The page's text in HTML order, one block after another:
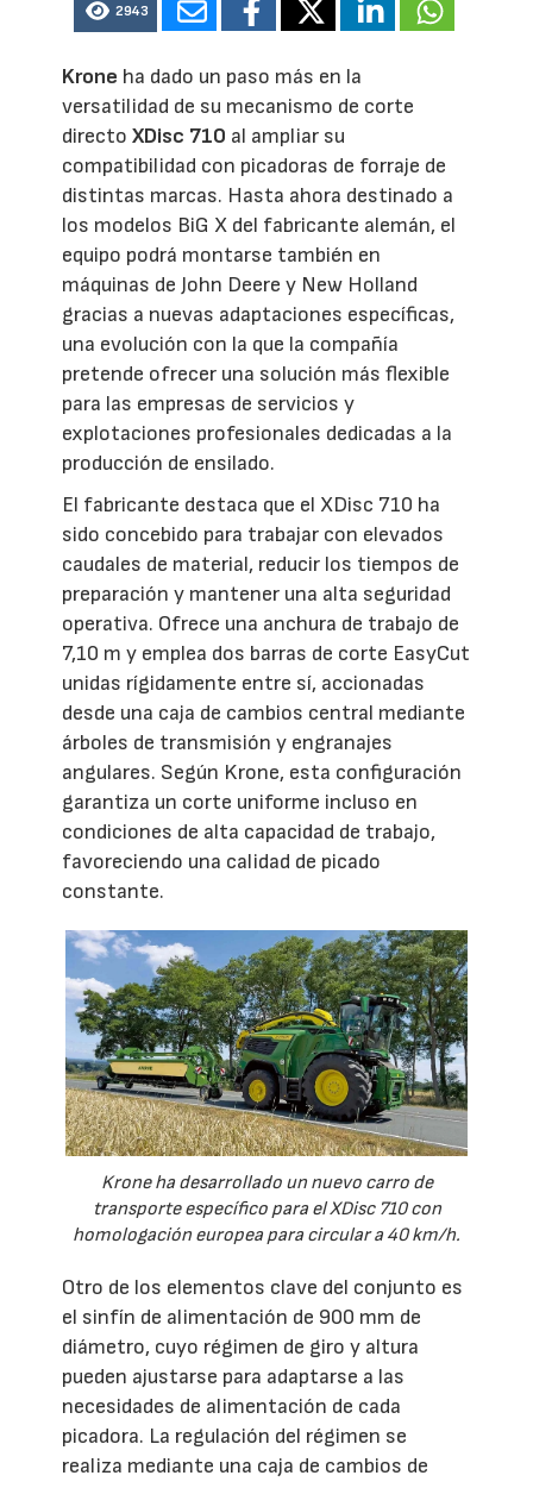
2943
Krone ha dado un paso más en la
versatilidad de su mecanismo de corte
directoXDisc 710 al ampliar su
compatibilidad con picadoras de forraje de
distintas marcas. Hasta ahora destinado a
los modelos BiG X del fabricante alemán, el
equipo podrá montarse también en
máquinas de John Deere y New Holland
gracias a nuevas adaptaciones específicas,
una evolución con la que la compañía
pretende ofrecer una solución más flexible
para las empresas de servicios y
explotaciones profesionales dedicadas a la
producción de ensilado.
El fabricante destaca que el XDisc 710 ha
sido concebido para trabajar con elevados
caudales de material, reducir los tiempos de
preparación y mantener una alta seguridad
operativa. Ofrece una anchura de trabajo de
7,10 m y emplea dos barras de corte EasyCut
unidas rígidamente entre sí, accionadas
desde una caja de cambios central mediante
árboles de transmisión y engranajes
angulares. Según Krone, esta configuración
garantiza un corte uniforme incluso en
condiciones de alta capacidad de trabajo,
favoreciendo una calidad de picado
constante.
Krone ha desarrollado un nuevo carro de
transporte específico para el XDisc 710 con
homologación europea para circular a 40 km/h.
Otro de los elementos clave del conjunto es
el sinfín de alimentación de 900 mm de
diámetro, cuyo régimen de giro y altura
pueden ajustarse para adaptarse a las
necesidades de alimentación de cada
picadora. La regulación del régimen se
realiza mediante una caja de cambios de